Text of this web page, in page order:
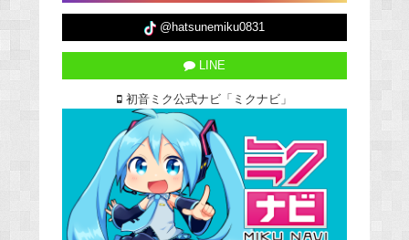
@hatsunemiku0831
LINE
初音ミク公式ナビ「ミクナビ」